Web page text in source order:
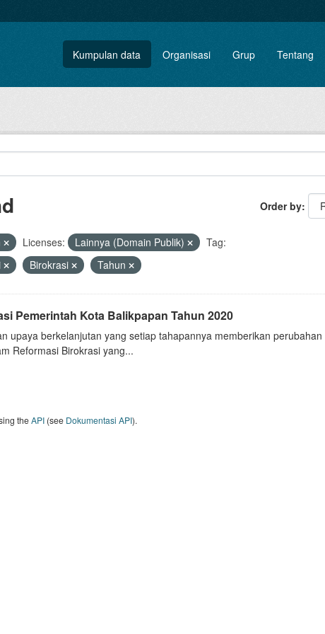
Kumpulan data Organisasi Grup Tentang
Order by
Licenses: Lainnya (Domain Publik)
Tag:
Birokrasi Tahun
Pemerintah Kota Balikpapan Tahun 2020
upaya berkelanjutan yang setiap tahapannya memberikan
Reformasi Birokrasi yang...
theAPI(see Dokumentasi API).